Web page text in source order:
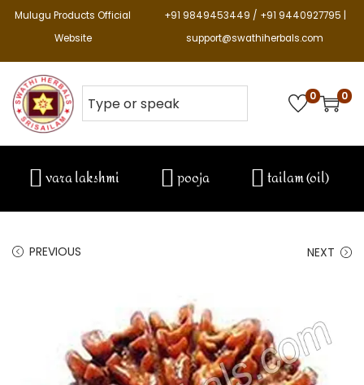
Mulugu Products Official
Website
+91 9849453449 / +91 9440927795 |
support@swathiherbals.com
0 0
vara lakshmi pooja tailam (oil)
PREVIOUS NEXT